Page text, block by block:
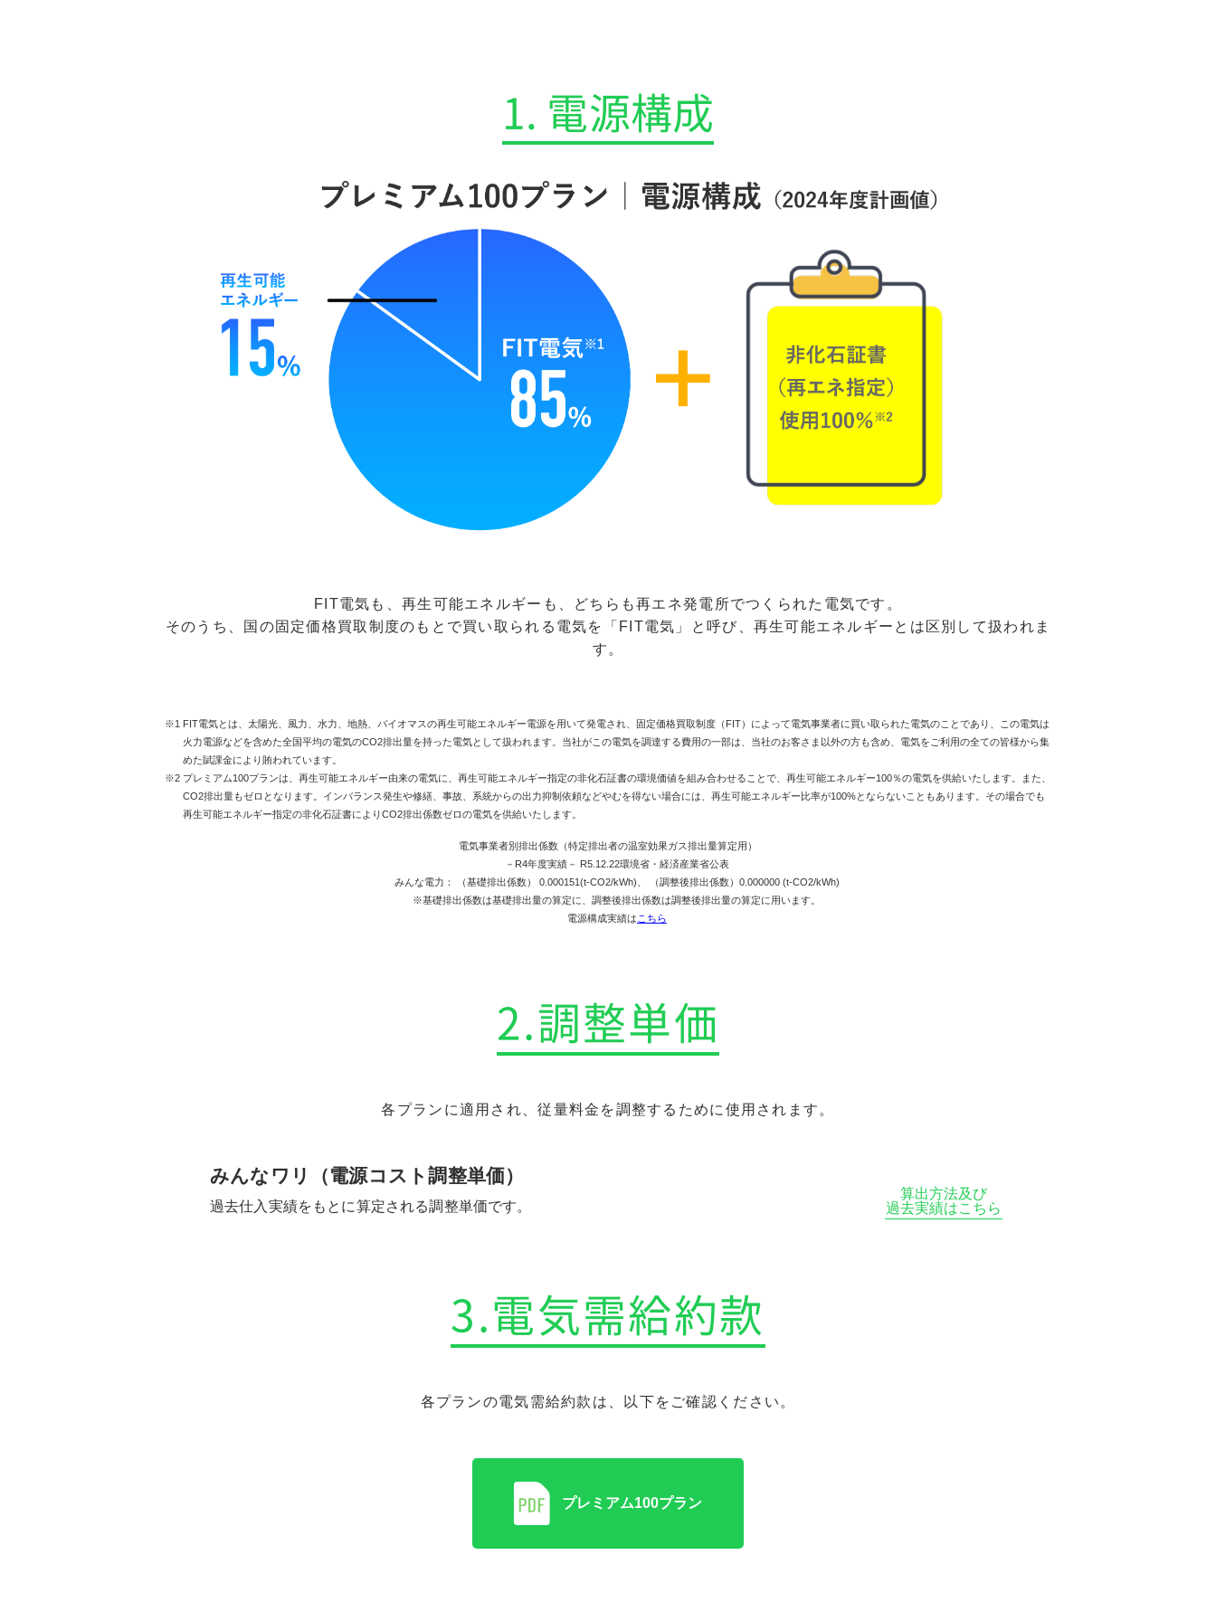
1. 電源構成
FIT電気も、再生可能エネルギーも、どちらも再エネ発電所でつくられた電気です。
そのうち、国の固定価格買取制度のもとで買い取られる電気を「FIT電気」と呼び、再生可能エネルギーとは区別して扱われま
す。
※1 FIT電気とは、太陽光、風力、水力、地熱、バイオマスの再生可能エネルギー電源を用いて発電され、固定価格買取制度（FIT）によって電気事業者に買い取られた電気のことであり、この電気は
火力電源などを含めた全国平均の電気のCO2排出量を持った電気として扱われます。当社がこの電気を調達する費用の一部は、当社のお客さま以外の方も含め、電気をご利用の全ての皆様から集
めた賦課金により賄われています。
※2 プレミアム100プランは、再生可能エネルギー由来の電気に、再生可能エネルギー指定の非化石証書の環境価値を組み合わせることで、再生可能エネルギー100％の電気を供給いたします。また、
CO2排出量もゼロとなります。インバランス発生や修繕、事故、系統からの出力抑制依頼などやむを得ない場合には、再生可能エネルギー比率が100%とならないこともあります。その場合でも
再生可能エネルギー指定の非化石証書によりCO2排出係数ゼロの電気を供給いたします。
電気事業者別排出係数（特定排出者の温室効果ガス排出量算定用）
－R4年度実績－ R5.12.22環境省・経済産業省公表
みんな電⼒： （基礎排出係数） 0.000151(t-CO2/kWh)、 （調整後排出係数）0.000000 (t-CO2/kWh)
※基礎排出係数は基礎排出量の算定に、調整後排出係数は調整後排出量の算定に用います。
電源構成実績は こちら
2.調整単価
各プランに適用され、従量料金を調整するために使用されます。
みんなワリ（電源コスト調整単価）
過去仕入実績をもとに算定される調整単価です。
算出方法及び
過去実績はこちら
3.電気需給約款
各プランの電気需給約款は、以下をご確認ください。
プレミアム100プラン